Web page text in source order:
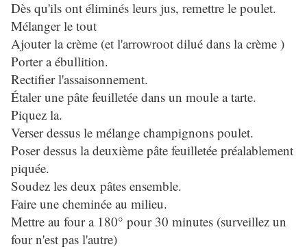
Dès qu'ils ont éliminés leurs jus, remettre le poulet.
Mélanger le tout
Ajouter la crème (et l'arrowroot dilué dans la crème )
Porter a ébullition.
Rectifier l'assaisonnement.
Étaler une pâte feuilletée dans un moule a tarte.
Piquez la.
Verser dessus le mélange champignons poulet.
Poser dessus la deuxième pâte feuilletée préalablement
piquée.
Soudez les deux pâtes ensemble.
Faire une cheminée au milieu.
Mettre au four a 180° pour 30 minutes (surveillez un
four n'est pas l'autre)